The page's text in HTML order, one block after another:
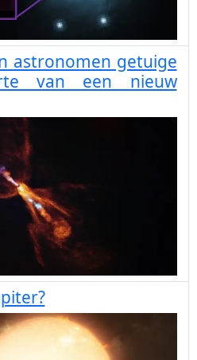
astronomen getuige
van een nieuw